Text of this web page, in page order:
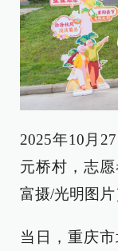
2025年10月
元桥村，志
富摄/光明图片
当日，重庆